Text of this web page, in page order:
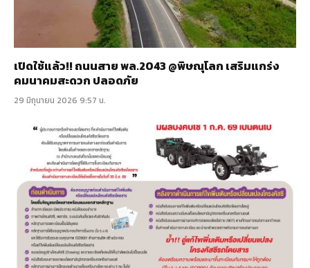
เปิดใช้แล้ว!! ถนนสาย พล.2043 @พิษณุโลก เสริมแกร่ง
คมนาคมสะดวก ปลอดภัย
29 มิถุนายน 2026 9:57 น.